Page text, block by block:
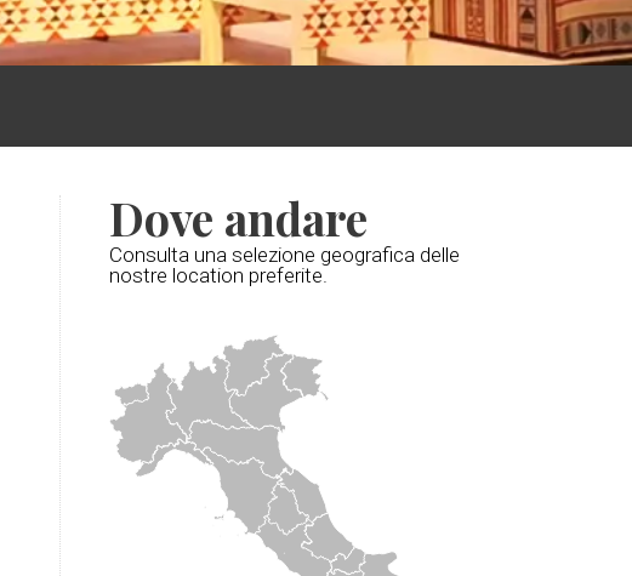
Dove andare
Consulta una selezione geografica delle
nostre location preferite.